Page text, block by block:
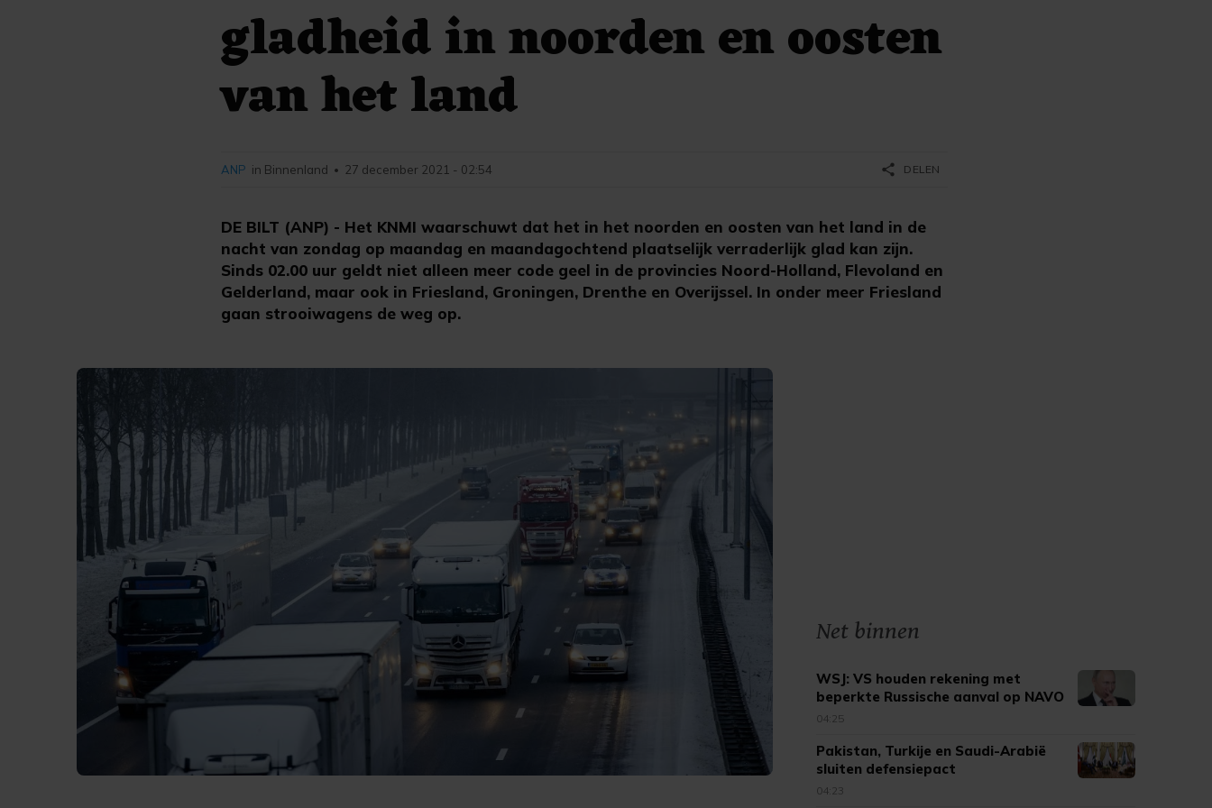
gladheid in noorden en oosten
van het land
DE BILT (ANP) - Het KNMI waarschuwt dat het in het noorden en oosten van het land in de
nacht van zondag op maandag en maandagochtend plaatselijk verraderlijk glad kan zijn.
Sinds 02.00 uur geldt niet alleen meer code geel in de provincies Noord-Holland, Flevoland en
Gelderland, maar ook in Friesland, Groningen, Drenthe en Overijssel. In onder meer Friesland
gaan strooiwagens de weg op.
ANP in Binnenland • 27 december 2021 - 02:54 share DELEN
Net binnen
WSJ: VS houden rekening met
beperkte Russische aanval op NAVO
04:25
Pakistan, Turkije en Saudi-Arabië
sluiten defensiepact
04:23